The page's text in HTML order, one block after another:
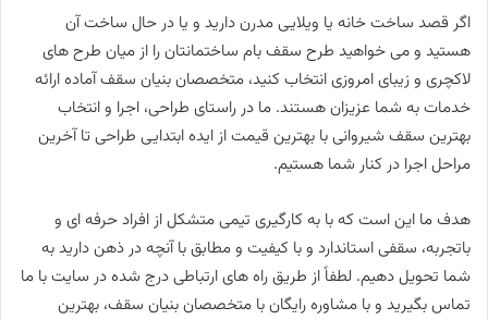
اگر قصد ساخت خانه یا ویلایی مدرن دارید و یا در حال ساخت آن
هستید و می خواهید طرح سقف بام ساختمانتان را از میان طرح های
لاکچری و زیبای امروزی انتخاب کنید، متخصصان بنیان سقف آماده ارائه
خدمات به شما عزیزان هستند. ما در راستای طراحی، اجرا و انتخاب
بهترین سقف شیروانی با بهترین قیمت از ایده ابتدایی طراحی تا آخرین
مراحل اجرا در کنار شما هستیم.
هدف ما این است که با به کارگیری تیمی متشکل از افراد حرفه ای و
باتجربه، سقفی استاندارد و با کیفیت و مطابق با آنچه در ذهن دارید به
شما تحویل دهیم. لطفاً از طریق راه های ارتباطی درج شده در سایت با ما
تماس بگیرید و با مشاوره رایگان با متخصصان بنیان سقف، بهترین